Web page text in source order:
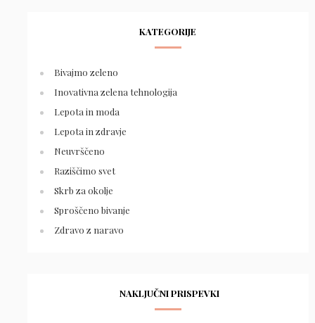
KATEGORIJE
Bivajmo zeleno
Inovativna zelena tehnologija
Lepota in moda
Lepota in zdravje
Neuvrščeno
Raziščimo svet
Skrb za okolje
Sproščeno bivanje
Zdravo z naravo
NAKLJUČNI PRISPEVKI